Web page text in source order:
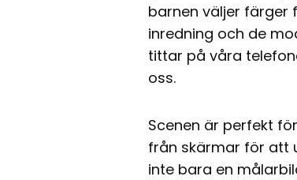
barnen väljer färger
inredning och de
tittar på våra
oss.
Scenen är perfekt
från skärmar för att
inte bara en